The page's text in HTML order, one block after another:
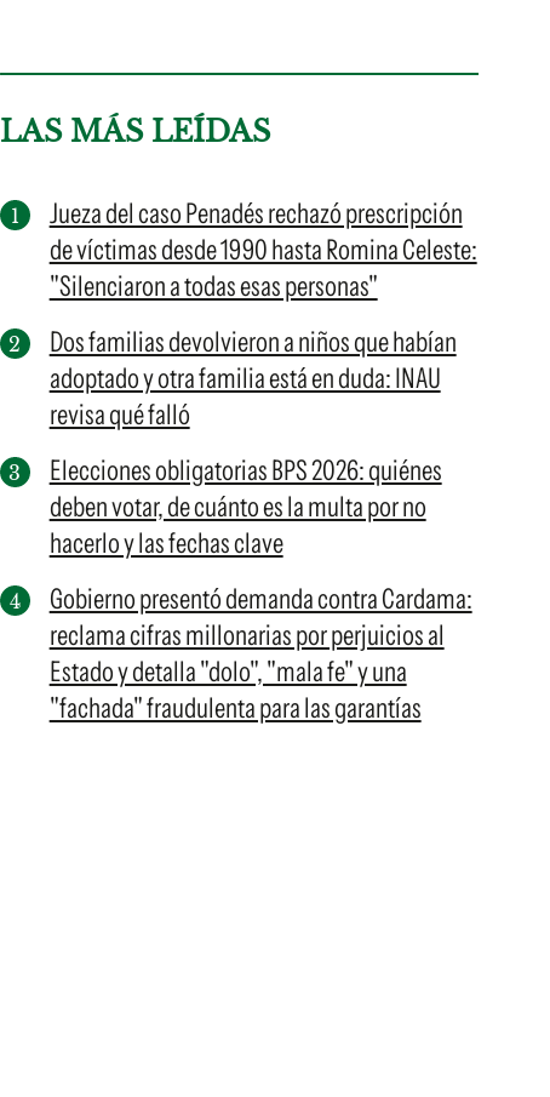
LAS MÁS LEÍDAS
Jueza del caso Penadés rechazó prescripción
de víctimas desde 1990 hasta Romina Celeste:
"Silenciaron a todas esas personas"
Dos familias devolvieron a niños que habían
adoptado y otra familia está en duda: INAU
revisa qué falló
Elecciones obligatorias BPS 2026: quiénes
deben votar, de cuánto es la multa por no
hacerlo y las fechas clave
Gobierno presentó demanda contra Cardama:
reclama cifras millonarias por perjuicios al
Estado y detalla "dolo", "mala fe" y una
"fachada" fraudulenta para las garantías